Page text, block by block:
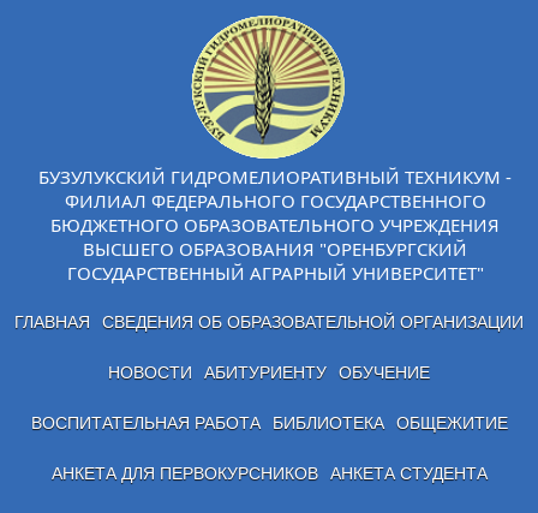
БУЗУЛУКСКИЙ ГИДРОМЕЛИОРАТИВНЫЙ ТЕХНИКУМ -
ФИЛИАЛ ФЕДЕРАЛЬНОГО ГОСУДАРСТВЕННОГО
БЮДЖЕТНОГО ОБРАЗОВАТЕЛЬНОГО УЧРЕЖДЕНИЯ
ВЫСШЕГО ОБРАЗОВАНИЯ "ОРЕНБУРГСКИЙ
ГОСУДАРСТВЕННЫЙ АГРАРНЫЙ УНИВЕРСИТЕТ"
ГЛАВНАЯ СВЕДЕНИЯ ОБ ОБРАЗОВАТЕЛЬНОЙ ОРГАНИЗАЦИИ
НОВОСТИ АБИТУРИЕНТУ ОБУЧЕНИЕ
ВОСПИТАТЕЛЬНАЯ РАБОТА БИБЛИОТЕКА ОБЩЕЖИТИЕ
АНКЕТА ДЛЯ ПЕРВОКУРСНИКОВ АНКЕТА СТУДЕНТА